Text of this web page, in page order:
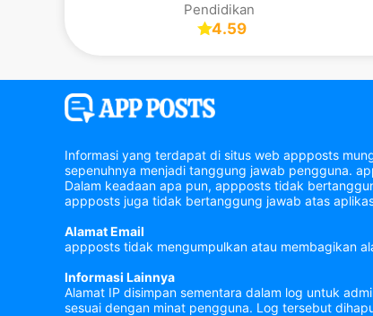
Pendidikan
4.59
Informasi yang terdapat di situs web appposts
sepenuhnya menjadi tanggung jawab pengguna.
Dalam keadaan apa pun, appposts tidak
appposts juga tidak bertanggung jawab atas
Alamat Email
appposts tidak mengumpulkan atau membagikan
Informasi Lainnya
Alamat IP disimpan sementara dalam log untuk
sesuai dengan minat pengguna. Log tersebut